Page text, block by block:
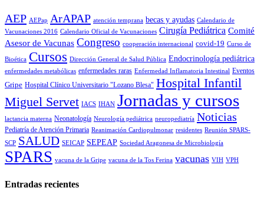
AEP AEPap ArAPAP atención temprana becas y ayudas Calendario de
Vacunaciones 2016 Calendario Oficial de Vacunaciones Cirugía Pediátrica Comité
Asesor de Vacunas Congreso cooperación internacional covid-19 Curso de
Bioética Cursos Dirección General de Salud Pública Endocrinología pediátrica
enfermedades metabólicas enfermedades raras Enfermedad Inflamatoria Intestinal Eventos
Gripe Hospital Clínico Universitario "Lozano Blesa" Hospital Infantil
Miguel Servet IACS IHAN Jornadas y cursos
lactancia materna Neonatología Neurología pediátrica neuropediatría Noticias
Pediatría de Atención Primaria Reanimación Cardiopulmonar residentes Reunión SPARS-
SCP SALUD SEICAP SEPEAP Sociedad Aragonesa de Microbiología
SPARS vacuna de la Gripe vacuna de la Tos Ferina vacunas VIH VPH
Entradas recientes